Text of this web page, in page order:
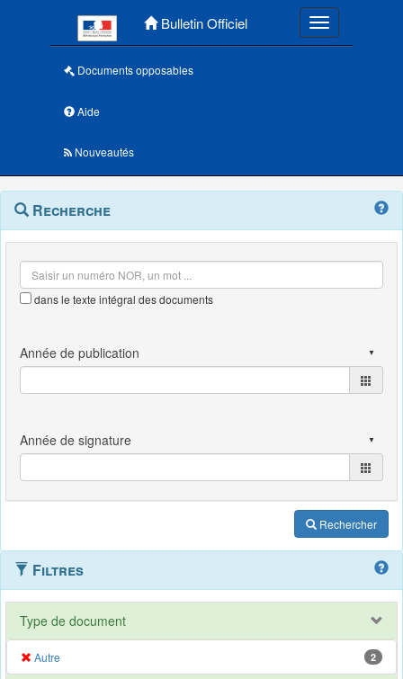
Bulletin Officiel Toggle
Documents opposables
Aide
Nouveautés
Navigation
outils
Menu
contextuel
Recherche
dans le texte intégral des documents
Rechercher
Filtres
Type de document
Autre 2